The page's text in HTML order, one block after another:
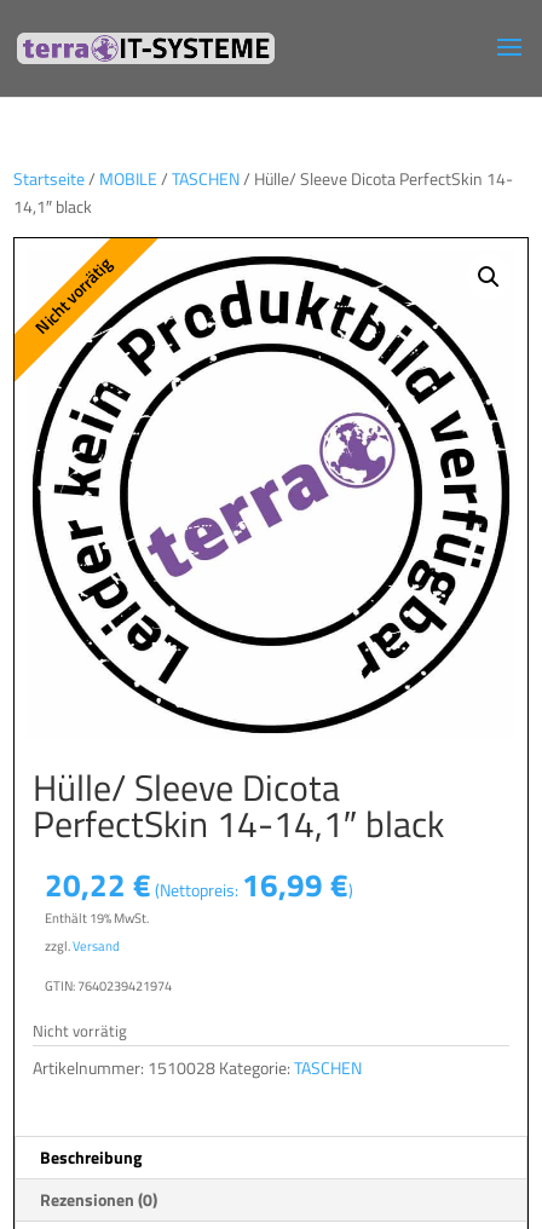
Startseite/ MOBILE/TASCHEN/ Hülle/ Sleeve Dicota PerfectSkin 14-
14,1″ black
Hülle/ Sleeve Dicota
PerfectSkin 14-14,1″ black
20,22€ (Nettopreis: 16,99€)
Enthält 19% MwSt.
zzgl.Versand
GTIN: 7640239421974
Nicht vorrätig
Artikelnummer: 1510028Kategorie:TASCHEN
Beschreibung
Rezensionen (0)